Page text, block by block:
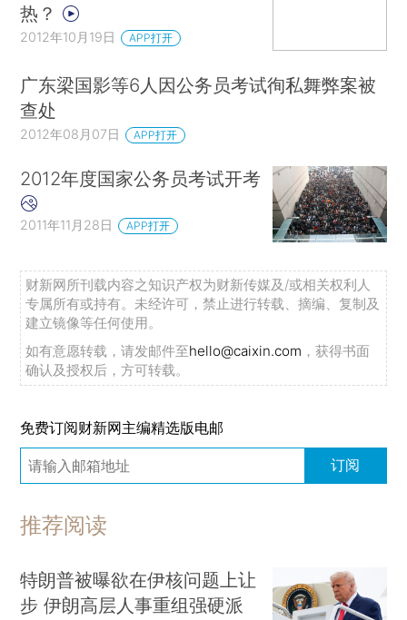
热？
2012年10月19日 APP打开
广东梁国影等6人因公务员考试徇私舞弊案被
查处
2012年08月07日 APP打开
2012年度国家公务员考试开考
2011年11月28日 APP打开
财新网所刊载内容之知识产权为财新传媒及/或相关权利人
专属所有或持有。未经许可，禁止进行转载、摘编、复制及
建立镜像等任何使用。
如有意愿转载，请发邮件至hello@caixin.com ，获得书面
确认及授权后，方可转载。
免费订阅财新网主编精选版电邮
订阅
推荐阅读
特朗普被曝欲在伊核问题上让
步 伊朗高层人事重组强硬派